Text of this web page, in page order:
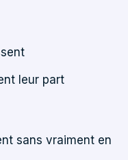
leur part
sans vraiment en